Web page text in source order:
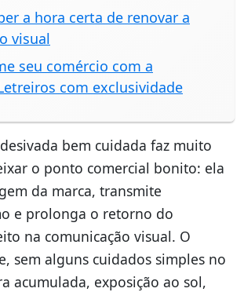
a hora certa de renovar a
visual
seu comércio com a
com exclusividade
bem cuidada faz muito
o ponto comercial bonito: ela
da marca, transmite
e prolonga o retorno do
na comunicação visual. O
sem alguns cuidados simples no
acumulada, exposição ao sol,